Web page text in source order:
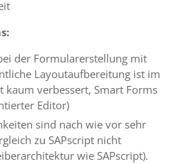
der Formularerstellung mit
Layoutaufbereitung ist im
kaum verbessert, Smart Forms
Editor)
sind nach wie vor sehr
zu SAPscript nicht
wie SAPscript).